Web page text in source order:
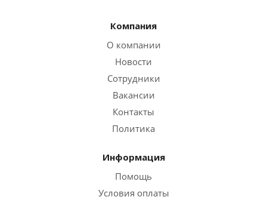
Компания
О компании
Новости
Сотрудники
Вакансии
Контакты
Политика
Информация
Помощь
Условия оплаты